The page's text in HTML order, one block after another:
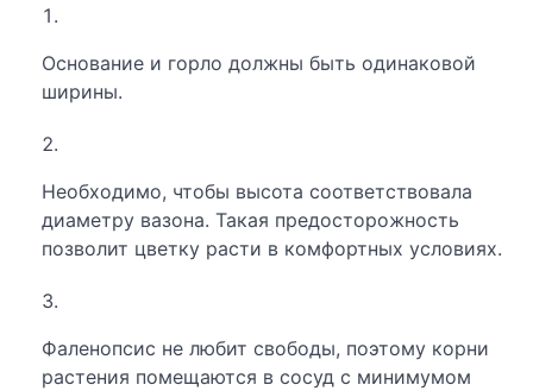
Основание и горло должны быть одинаковой
ширины.
Необходимо, чтобы высота соответствовала
диаметру вазона. Такая предосторожность
позволит цветку расти в комфортных условиях.
Фаленопсис не любит свободы, поэтому корни
растения помещаются в сосуд с минимумом